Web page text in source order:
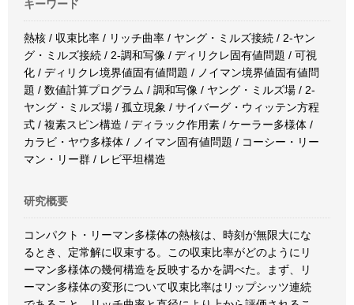
キーワード
熱核 / 収束比率 / リッチ曲率 / ヤング・ミルズ接続 / 2-ヤン
グ・ミルズ接続 / 2-調和写像 / ディリクレ固有値問題 / 可視
化 / ディリクレ境界値固有値問題 / ノイマン境界値固有値問
題 / 数値計算プログラム / 調和写像 / ヤング・ミルズ場 / 2-
ヤング・ミルズ場 / 孤立現象 / サイバーグ・ウィッテン方程
式 / 複素スピン構造 / ディラック作用素 / ケーラー多様体 /
カラビ・ヤウ多様体 / ノイマン固有値問題 / コーシー・リー
マン・リー群 / レビ平坦構造
研究概要
コンパクト・リーマン多様体の熱核は、時刻が無限大にな
るとき、定常解に収束する。この収束比率がどのようにリ
ーマン多様体の幾何構造を反映するかを調べた。まず、リ
ーマン多様体の変形について収束比率はリップシッツ連続